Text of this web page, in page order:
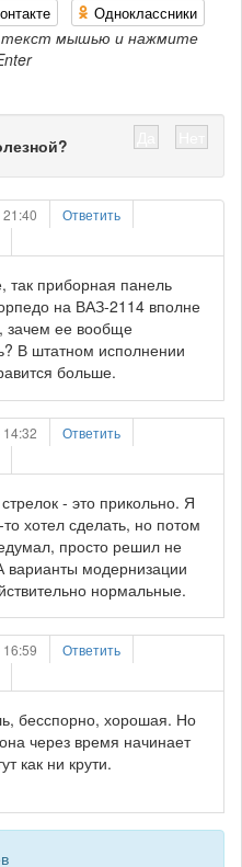
Одноклассники
мышью и нажмите
Ответить
так приборная панель
на ВАЗ-2114 вполне
зачем ее вообще
В штатном исполнении
больше.
Ответить
- это прикольно. Я
то хотел сделать, но потом
просто решил не
варианты модернизации
нормальные.
Ответить
бесспорно, хорошая. Но
через время начинает
как ни крути.